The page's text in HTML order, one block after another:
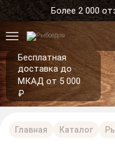
Более 2 000
Бесплатная
доставка до
МКАД от 5 000
₽
Главная Каталог